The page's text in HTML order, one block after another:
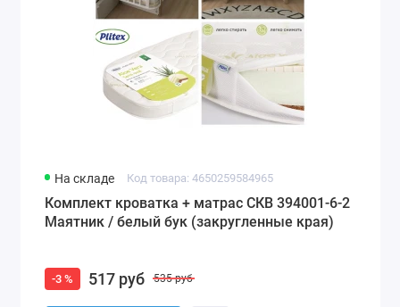
На складе Код товара: 4650259584965
Комплект кроватка + матрас СКВ 394001-6-2
Маятник / белый бук (закругленные края)
-3 % 517 руб 535 руб